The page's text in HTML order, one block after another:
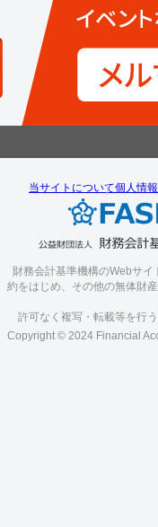
当サイトについて個人情
財務会計基準機構のWebサ
約をはじめ、その他の無体財
許可なく複写・転載等を行
Copyright © 2024 Financial